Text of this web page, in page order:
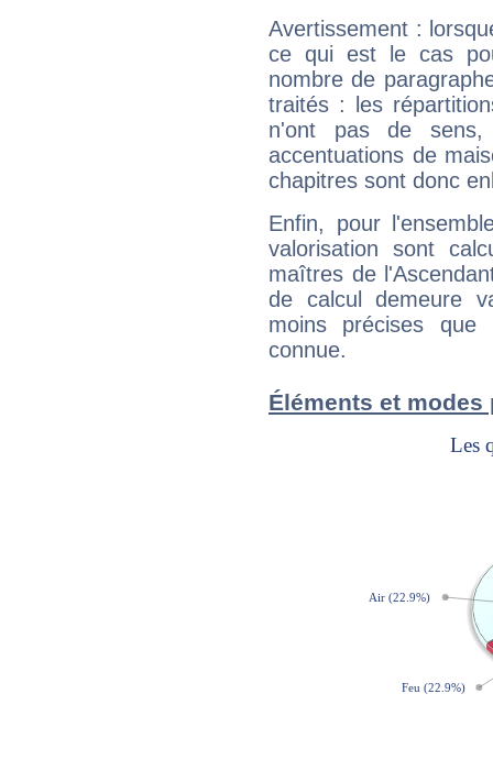
Avertissement :
ce qui est le cas
nombre de
traités : les
n'ont pas de sens,
accentuations de
chapitres sont donc
Enfin, pour
valorisation sont
maîtres de
de calcul demeure
moins précises que
connue.
Éléments et